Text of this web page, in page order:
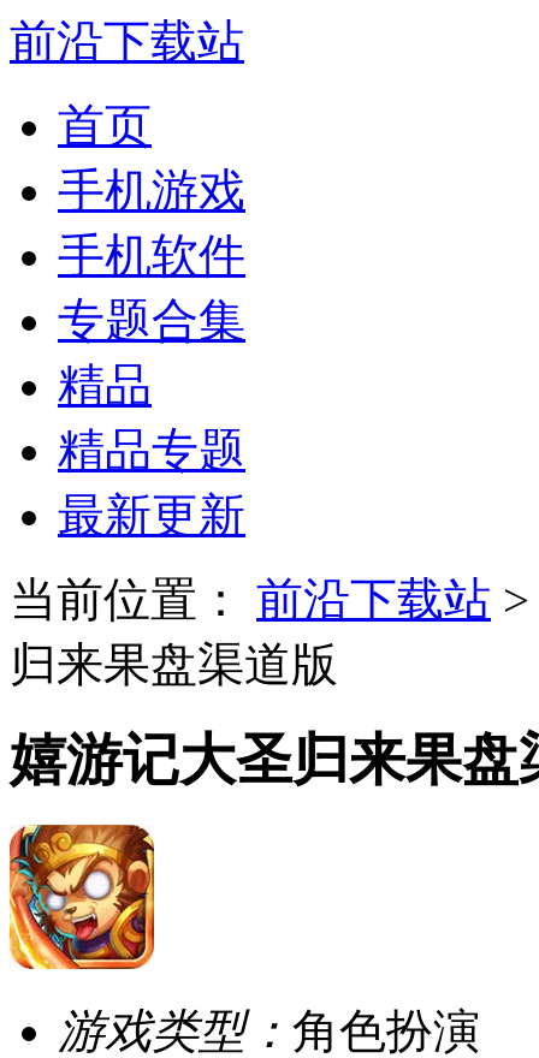
前沿下载站
首页
手机游戏
手机软件
专题合集
精品
精品专题
最新更新
当前位置：
前沿下载站
归来果盘渠道版
嬉游记大圣归来果盘
游戏类型： 角色扮演